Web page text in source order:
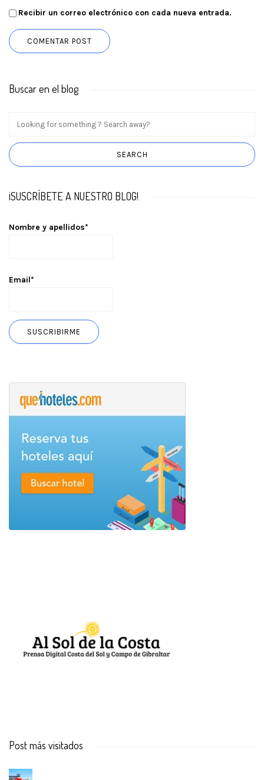
Recibir un correo electrónico con cada nueva entrada.
Buscar en el blog
¡SUSCRÍBETE A NUESTRO BLOG!
Nombre y apellidos*
Email*
Post más visitados